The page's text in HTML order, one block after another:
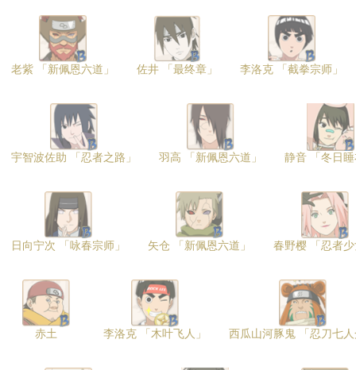
老紫 「新佩恩六道」 佐井 「最终章」 李洛克 「截拳宗师」
宇智波佐助 「忍者之路」 羽高 「新佩恩六道」 静音 「冬日
日向宁次 「咏春宗师」 矢仓 「新佩恩六道」 春野樱 「忍者
赤土 李洛克 「木叶飞人」 西瓜山河豚鬼 「忍刀七